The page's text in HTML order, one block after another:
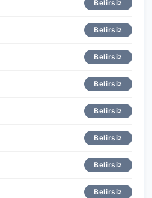
Belirsiz
Belirsiz
Belirsiz
Belirsiz
Belirsiz
Belirsiz
Belirsiz
Belirsiz